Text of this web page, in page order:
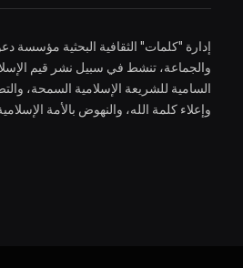
إدارة "كلمات" الثقافية البحثية مؤسسة
والجماعة، تنشط في سبيل نشر قيم
السامية للشريعة الإسلامية السمحة،
وإعلاء كلمة الله، والنهوض بالأمة